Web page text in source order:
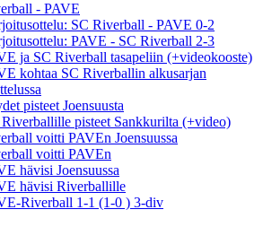
- PAVE
SC Riverball - PAVE 0-2
PAVE - SC Riverball 2-3
ja SC Riverball tasapeliin (+videokooste)
kohtaa SC Riverballin alkusarjan
pisteet Joensuusta
pisteet Sankkurilta (+video)
voitti PAVEn Joensuussa
voitti PAVEn
hävisi Joensuussa
hävisi Riverballille
Riverball 1-1 (1-0 ) 3-div